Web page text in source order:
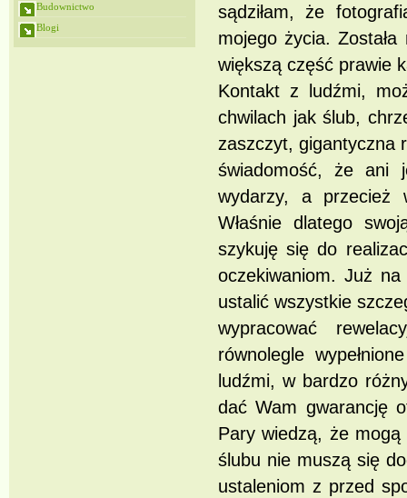
Budownictwo
Blogi
sądziłam, że
mojego życia.
większą część prawie
Kontakt z ludźmi,
chwilach jak ślub,
zaszczyt, gigantyczna
świadomość, że ani
wydarzy, a przecież
Właśnie dlatego
szykuję się do
oczekiwaniom. Już
ustalić wszystkie
wypracować
równolegle
ludźmi, w bardzo
dać Wam gwarancję
Pary wiedzą, że
ślubu nie muszą się
ustaleniom z przed